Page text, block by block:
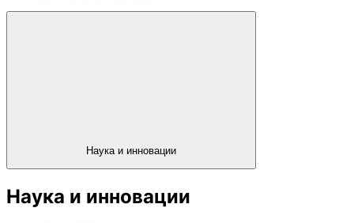
Наука и инновации
Наука и инновации